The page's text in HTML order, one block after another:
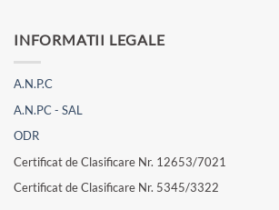
INFORMATII LEGALE
A.N.P.C
A.N.PC - SAL
ODR
Certificat de Clasificare Nr. 12653/7021
Certificat de Clasificare Nr. 5345/3322